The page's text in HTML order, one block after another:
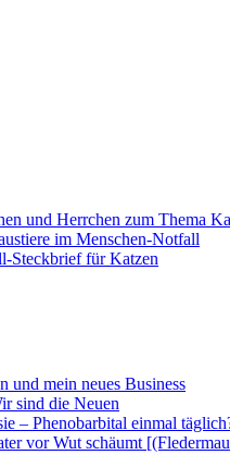
und Herrchen zum Thema
im Menschen-Notfall
Steckbrief für Katzen
und mein neues Business
sind die Neuen
– Phenobarbital einmal
vor Wut schäumt